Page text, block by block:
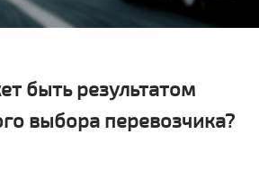
быть результатом
выбора перевозчика?